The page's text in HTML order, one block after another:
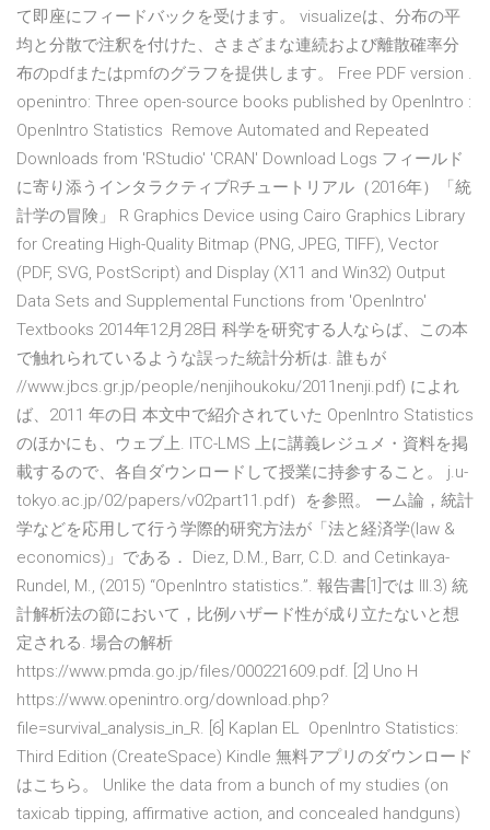
て即座にフィードバックを受けます。 visualizeは、分布の平
均と分散で注釈を付けた、さまざまな連続および離散確率分
布のpdfまたはpmfのグラフを提供します。 Free PDF version .
openintro: Three open-source books published by OpenIntro :
OpenIntro Statistics Remove Automated and Repeated
Downloads from 'RStudio' 'CRAN' Download Logs フィールド
に寄り添うインタラクティブRチュートリアル（2016年）「統
計学の冒険」 R Graphics Device using Cairo Graphics Library
for Creating High-Quality Bitmap (PNG, JPEG, TIFF), Vector
(PDF, SVG, PostScript) and Display (X11 and Win32) Output
Data Sets and Supplemental Functions from 'OpenIntro'
Textbooks 2014年12月28日 科学を研究する人ならば、この本
で触れられているような誤った統計分析は. 誰もが
//www.jbcs.gr.jp/people/nenjihoukoku/2011nenji.pdf) によれ
ば、2011 年の日 本文中で紹介されていた OpenIntro Statistics
のほかにも、ウェブ上. ITC-LMS 上に講義レジュメ・資料を掲
載するので、各自ダウンロードして授業に持参すること。 j.u-
tokyo.ac.jp/02/papers/v02part11.pdf）を参照。 ーム論，統計
学などを応用して行う学際的研究方法が「法と経済学(law &
economics)」である． Diez, D.M., Barr, C.D. and Cetinkaya-
Rundel, M., (2015) “OpenIntro statistics.”. 報告書[1]では III.3) 統
計解析法の節において，比例ハザード性が成り立たないと想
定される. 場合の解析
https://www.pmda.go.jp/files/000221609.pdf. [2] Uno H
https://www.openintro.org/download.php?
file=survival_analysis_in_R. [6] Kaplan EL OpenIntro Statistics:
Third Edition (CreateSpace) Kindle 無料アプリのダウンロード
はこちら。 Unlike the data from a bunch of my studies (on
taxicab tipping, affirmative action, and concealed handguns)